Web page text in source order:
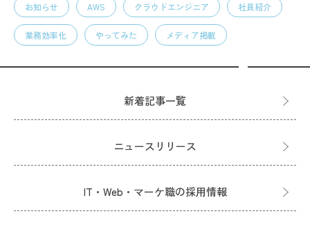
お知らせ AWS クラウドエンジニア 社員紹介
業務効率化 やってみた メディア掲載
新着記事一覧
ニュースリリース
IT・Web・マーケ職の採用情報